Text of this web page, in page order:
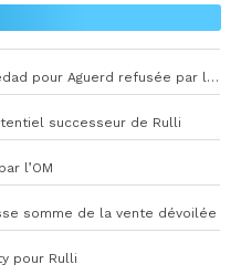
La première offre de la Real Sociedad pour Aguerd refusée par l’OM
successeur de Rulli
l’OM
somme de la vente dévoilée
pour Rulli